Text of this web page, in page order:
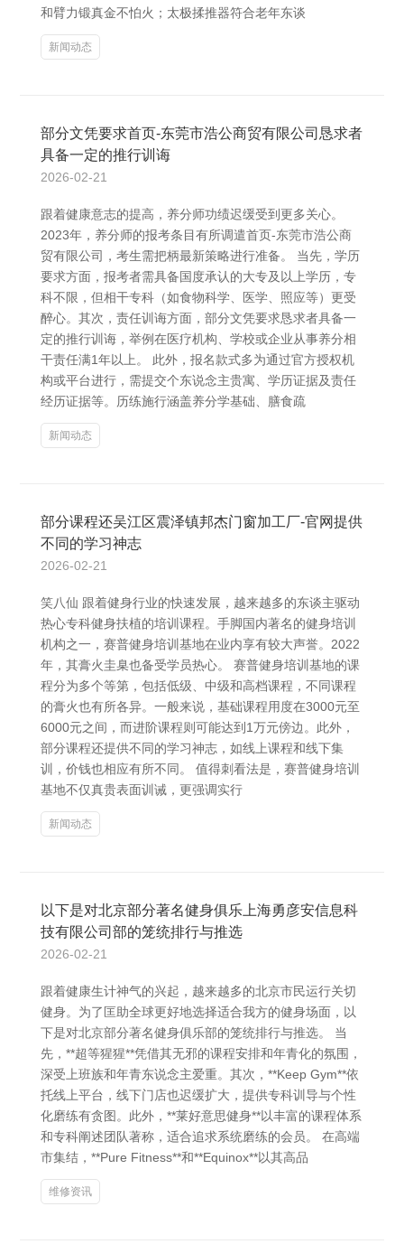
和臂力锻真金不怕火；太极揉推器符合老年东谈
新闻动态
部分文凭要求首页-东莞市浩公商贸有限公司恳求者
具备一定的推行训诲
2026-02-21
跟着健康意志的提高，养分师功绩迟缓受到更多关心。
2023年，养分师的报考条目有所调遣首页-东莞市浩公商
贸有限公司，考生需把柄最新策略进行准备。 当先，学历
要求方面，报考者需具备国度承认的大专及以上学历，专
科不限，但相干专科（如食物科学、医学、照应等）更受
醉心。其次，责任训诲方面，部分文凭要求恳求者具备一
定的推行训诲，举例在医疗机构、学校或企业从事养分相
干责任满1年以上。 此外，报名款式多为通过官方授权机
构或平台进行，需提交个东说念主贵寓、学历证据及责任
经历证据等。历练施行涵盖养分学基础、膳食疏
新闻动态
部分课程还吴江区震泽镇邦杰门窗加工厂-官网提供
不同的学习神志
2026-02-21
笑八仙 跟着健身行业的快速发展，越来越多的东谈主驱动
热心专科健身扶植的培训课程。手脚国内著名的健身培训
机构之一，赛普健身培训基地在业内享有较大声誉。2022
年，其膏火圭臬也备受学员热心。 赛普健身培训基地的课
程分为多个等第，包括低级、中级和高档课程，不同课程
的膏火也有所各异。一般来说，基础课程用度在3000元至
6000元之间，而进阶课程则可能达到1万元傍边。此外，
部分课程还提供不同的学习神志，如线上课程和线下集
训，价钱也相应有所不同。 值得刺看法是，赛普健身培训
基地不仅真贵表面训诫，更强调实行
新闻动态
以下是对北京部分著名健身俱乐上海勇彦安信息科
技有限公司部的笼统排行与推选
2026-02-21
跟着健康生计神气的兴起，越来越多的北京市民运行关切
健身。为了匡助全球更好地选择适合我方的健身场面，以
下是对北京部分著名健身俱乐部的笼统排行与推选。 当
先，**超等猩猩**凭借其无邪的课程安排和年青化的氛围，
深受上班族和年青东说念主爱重。其次，**Keep Gym**依
托线上平台，线下门店也迟缓扩大，提供专科训导与个性
化磨练有贪图。此外，**莱好意思健身**以丰富的课程体系
和专科阐述团队著称，适合追求系统磨练的会员。 在高端
市集结，**Pure Fitness**和**Equinox**以其高品
维修资讯